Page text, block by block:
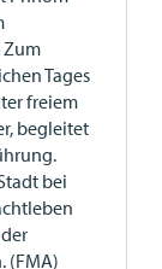
Zum
Tages
freiem
begleitet
bei
(FMA)